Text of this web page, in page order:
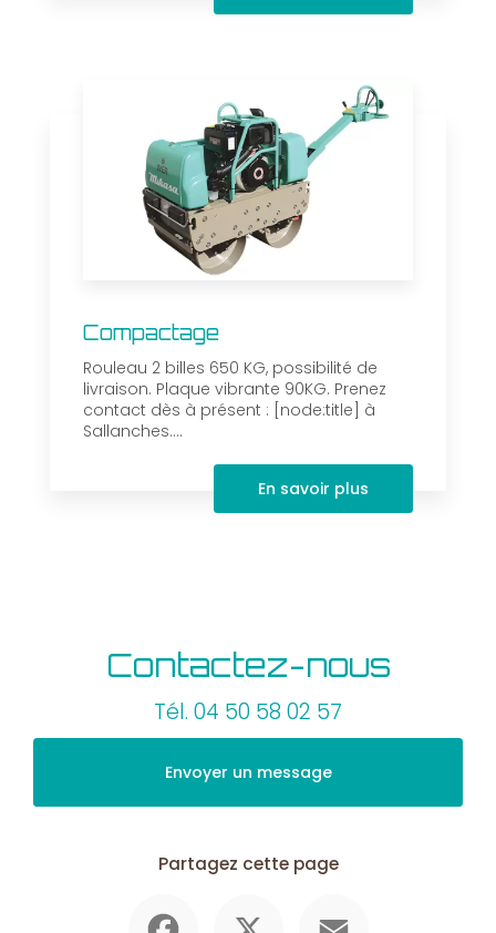
Compactage
Rouleau 2 billes 650 KG, possibilité de
livraison. Plaque vibrante 90KG. Prenez
contact dès à présent : [node:title] à
Sallanches....
En savoir plus
Contactez-nous
Tél. 04 50 58 02 57
Envoyer un message
Partagez cette page